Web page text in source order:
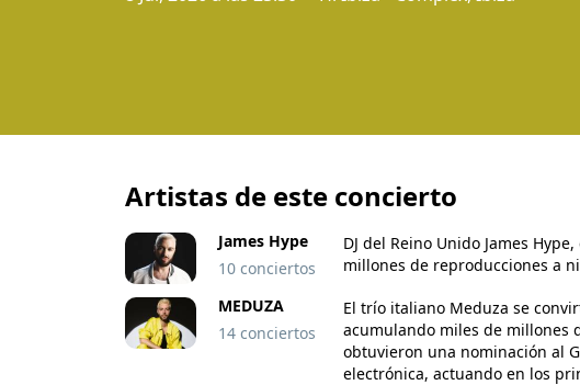
Artistas de este concierto
James Hype
10 conciertos
DJ del Reino Unido James
millones de reproducciones a
MEDUZA
14 conciertos
El trío italiano Meduza se
acumulando miles de millones
obtuvieron una nominación al
electrónica, actuando en los